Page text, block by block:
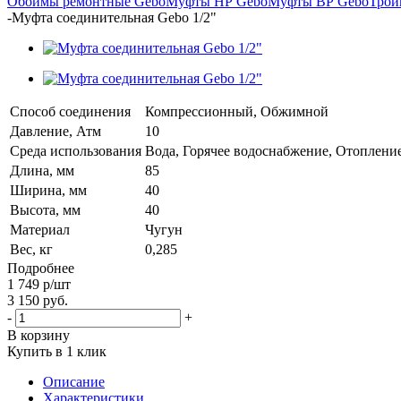
-Муфта соединительная Gebo 1/2"
Способ соединения
Компрессионный, Обжимной
Давление, Атм
10
Среда использования Вода, Горячее водоснабжение,
Длина, мм
85
Ширина, мм
40
Высота, мм
40
Материал
Чугун
Вес, кг
0,285
Подробнее
1 749 р/шт
3 150 руб.
-
+
В корзину
Купить в 1 клик
Описание
Характеристики